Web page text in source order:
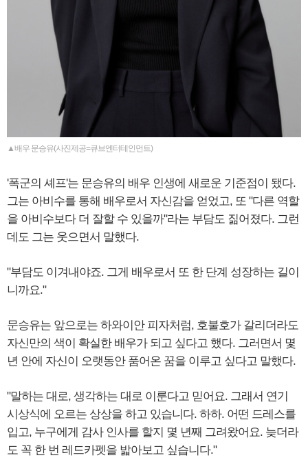
▲배우 문승유(사진제공=큐브엔터테인먼트)
'폭군의 셰프'는 문승유의 배우 인생에 새로운 기준점이 됐다.
그는 아비수를 통해 배우로서 자신감을 얻었고, 또 "다른 역할
을 아비수보다 더 잘할 수 있을까"라는 부담도 짊어졌다. 그런
데도 그는 웃으면서 말했다.
"부담도 이겨내야죠. 그게 배우로서 또 한 단계 성장하는 길이
니까요."
문승유는 앞으로는 하와이안 피자처럼, 호불호가 갈리더라도
자신만의 색이 확실한 배우가 되고 싶다고 했다. 그러면서 몇
년 안에 자신이 오랫동안 품어온 꿈을 이루고 싶다고 말했다.
"말하는 대로, 생각하는 대로 이룬다고 믿어요. 그래서 연기
시상식에 오르는 상상을 하고 있습니다. 하하. 어떤 드레스를
입고, 누구에게 감사 인사를 할지 몇 년째 그려왔어요. 늦더라
도 꼭 한 번 레드카펫을 밟아보고 싶습니다."